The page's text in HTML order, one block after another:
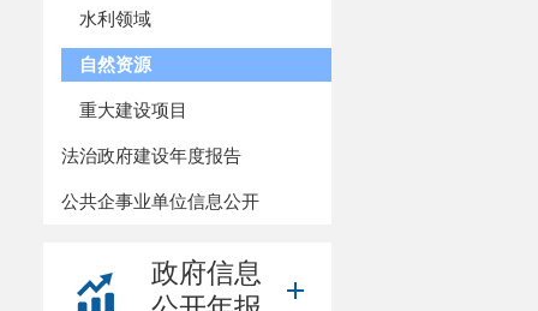
水利领域
自然资源
重大建设项目
法治政府建设年度报告
公共企事业单位信息公开
政府信息